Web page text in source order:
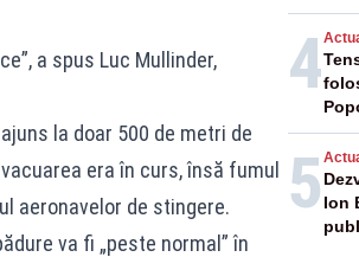
a spus Luc Mullinder,
la doar 500 de metri de
era în curs, însă fumul
aeronavelor de stingere.
va fi „peste normal” în
4
5 Ion